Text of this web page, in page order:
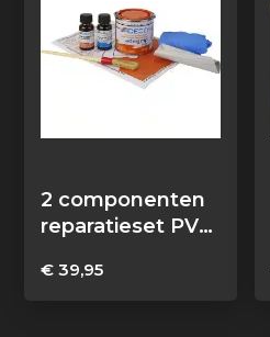
2 componenten
reparatieset PVC
€ 39,95